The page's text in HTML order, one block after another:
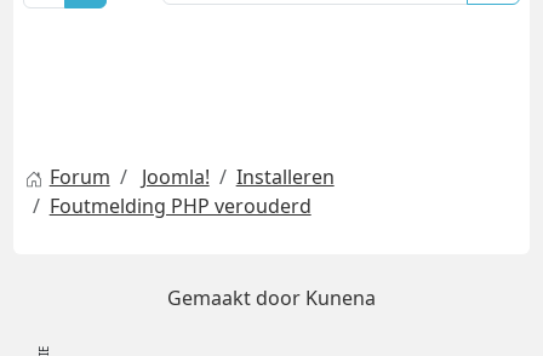
Forum Joomla!
Installeren
Foutmelding PHP verouderd
Gemaakt door Kunena